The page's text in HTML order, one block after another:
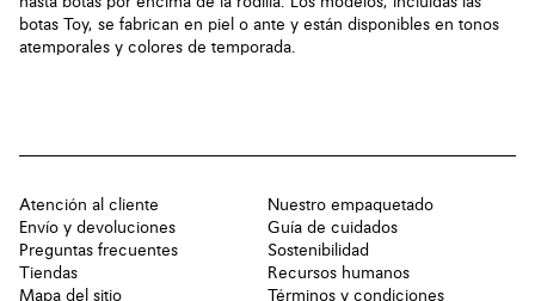
botas Toy, se fabrican en piel o ante y están disponibles en tonos
atemporales y colores de temporada.
Atención al cliente
Envío y devoluciones
Preguntas frecuentes
Tiendas
Mapa del sitio
Nuestro empaquetado
Guía de cuidados
Sostenibilidad
Recursos humanos
Términos y condiciones